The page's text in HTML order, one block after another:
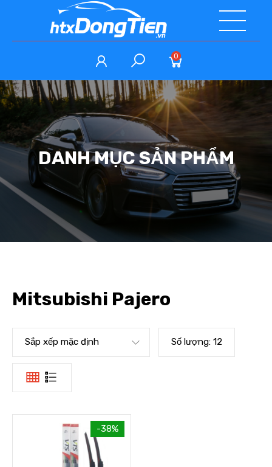
0
DANH MỤC SẢN PHẨM
Mitsubishi Pajero
Sắp xếp mặc định Số lượng: 12
-38%